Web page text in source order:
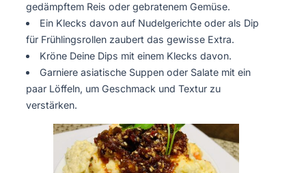
gedämpftem Reis oder gebratenem Gemüse.
Ein Klecks davon auf Nudelgerichte oder als Dip
für Frühlingsrollen zaubert das gewisse Extra.
Kröne Deine Dips mit einem Klecks davon.
Garniere asiatische Suppen oder Salate mit ein
paar Löffeln, um Geschmack und Textur zu
verstärken.